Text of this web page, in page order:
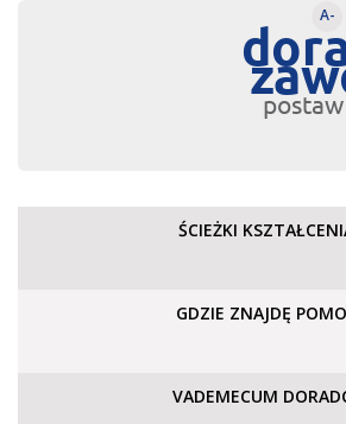
A-
postaw
ŚCIEŻKI
GDZIE ZNAJDĘ
VADEMECUM